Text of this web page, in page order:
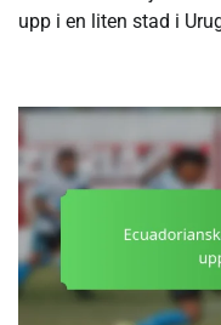
upp i en liten stad i